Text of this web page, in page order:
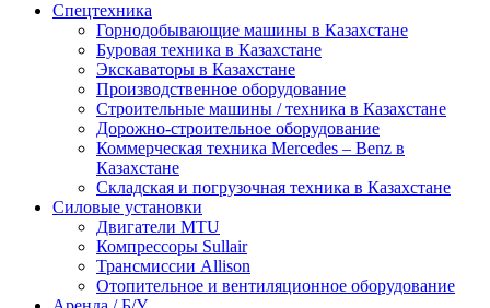
Спецтехника
Горнодобывающие машины в Казахстане
Буровая техника в Казахстане
Экскаваторы в Казахстане
Производственное оборудование
Строительные машины / техника в Казахстане
Дорожно-строительное оборудование
Коммерческая техника Mercedes – Benz в
Казахстане
Складская и погрузочная техника в Казахстане
Силовые установки
Двигатели MTU
Компрессоры Sullair
Трансмиссии Allison
Отопительное и вентиляционное оборудование